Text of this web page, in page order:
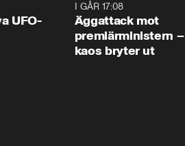
UFO-
I GÅR 17:08
Äggattack mot
premiärministern –
kaos bryter ut